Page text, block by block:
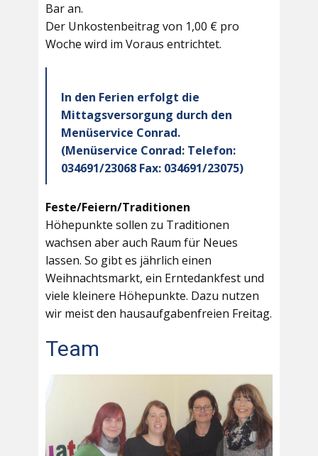
Bar an.
Der Unkostenbeitrag von 1,00 € pro
Woche wird im Voraus entrichtet.
In den Ferien erfolgt die
Mittagsversorgung durch den
Menüservice Conrad.
(Menüservice Conrad: Telefon:
034691/23068 Fax: 034691/23075)
Feste/Feiern/Traditionen
Höhepunkte sollen zu Traditionen
wachsen aber auch Raum für Neues
lassen. So gibt es jährlich einen
Weihnachtsmarkt, ein Erntedankfest und
viele kleinere Höhepunkte. Dazu nutzen
wir meist den hausaufgabenfreien Freitag.
Team